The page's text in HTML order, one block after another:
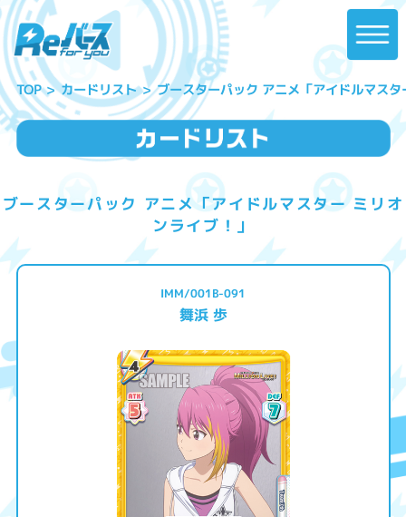
TOP カードリスト ブースターパック アニメ「アイドルマス
ブースターパック アニメ「アイドルマスター ミリオ
ンライブ！」
IMM/001B-091
舞浜 歩